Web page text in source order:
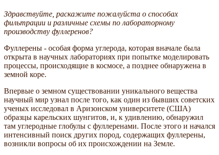
Здравствуйте, раскажите пожалуйста о способах
фильтрации и различные схемы по лабораторному
производству фуллеренов?
Фуллерены - особая форма углерода, которая вначале была
открыта в научных лабораториях при попытке моделировать
процессы, происходящие в космосе, а позднее обнаружена в
земной коре.
Впервые о земном существовании уникального вещества
научный мир узнал после того, как один из бывших советских
ученых исследовал в Аризонском университете (США)
образцы карельских шунгитов, и, к удивлению, обнаружил
там углеродные глобулы с фуллеренами. После этого и начался
интенсивный поиск других пород, содержащих фуллерены,
возникли вопросы об их происхождении на Земле.